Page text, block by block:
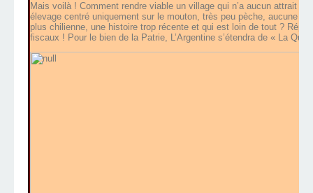
Mais voilà ! Comment rendre viable un village qui n’a aucun attrait
élevage centré uniquement sur le mouton, très peu pèche, aucune
plus chilienne, une histoire trop récente et qui est loin de tout ?
fiscaux ! Pour le bien de la Patrie, L’Argentine s’étendra de « La